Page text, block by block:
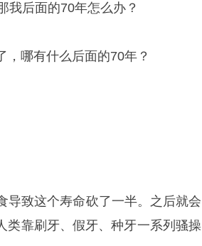
我后面的70年怎么办？
，哪有什么后面的70年？
导致这个寿命砍了一半。之后就会
类靠刷牙、假牙、种牙一系列骚操